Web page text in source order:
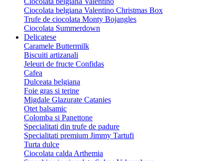
Ciocolata belgiana Valentino Christmas Box
Trufe de ciocolata Monty Bojangles
Ciocolata Summerdown
Delicatese
Caramele Buttermilk
Biscuiti artizanali
Jeleuri de fructe Confidas
Cafea
Dulceata belgiana
Foie gras si terine
Migdale Glazurate Catanies
Otet balsamic
Colomba si Panettone
Specialitati din trufe de padure
Specialitati premium Jimmy Tartufi
Turta dulce
Ciocolata calda Arthemia